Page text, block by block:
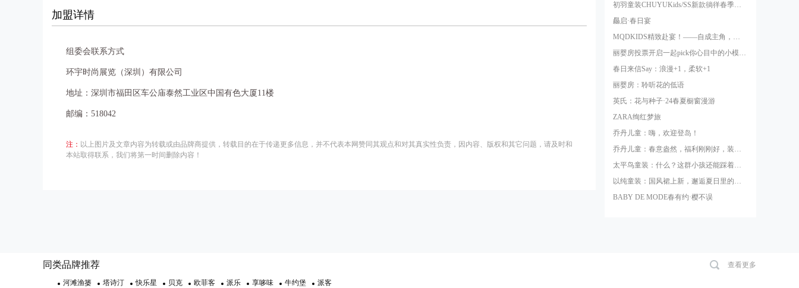
加盟详情
组委会联系方式
环宇时尚展览（深圳）有限公司
地址：深圳市福田区车公庙泰然工业区中国有色大厦11楼
邮编：518042
注： 以上图片及文章内容为转载或由品牌商提供，转载目的在于传递更多信息，并不代表本网赞同其观点和对其真实性负责，因内容、版权和其它问题，请及时和
本站取得联系，我们将第一时间删除内容！
初羽童装CHUYUKids/SS新款徜徉春季，逐梦之旅启程！
厵启·春日宴
MQDKIDS精致赴宴！——自成主角，天生闪耀SNINE
丽婴房投票开启一起pick你心目中的小模特！
春日来信Say：浪漫+1，柔软+1
丽婴房：聆听花的低语
英氏：花与种子·24春夏橱窗漫游
ZARA绚红梦旅
乔丹儿童：嗨，欢迎登岛！
乔丹儿童：春意盎然，福利刚刚好，装备还满减
太平鸟童装：什么？这群小孩还能踩着云朵玩耍？
以纯童装：国风裙上新，邂逅夏日里的东方意趣
BABY DE MODE春有约·樱不误
同类品牌推荐 查看更多
河滩渔篓 塔诗汀 快乐星 贝克 欧菲客 派乐 享哆味 牛约堡 派客